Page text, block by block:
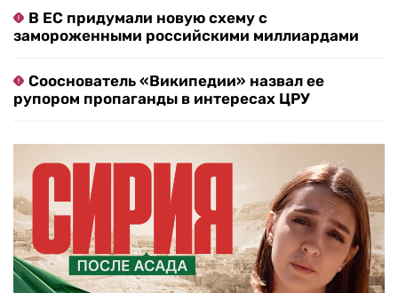
В ЕС придумали новую схему с
замороженными российскими миллиардами
Сооснователь «Википедии» назвал ее
рупором пропаганды в интересах ЦРУ